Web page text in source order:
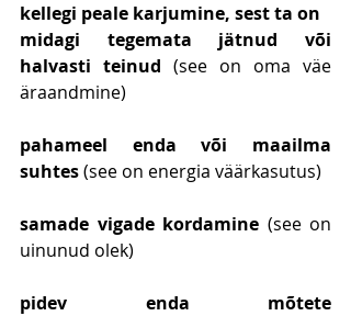
kellegi peale karjumine, sest ta on
midagi tegemata jätnud või
halvasti teinud (see on oma väe
äraandmine)
pahameel enda või maailma
suhtes (see on energia väärkasutus)
samade vigade kordamine (see on
uinunud olek)
pidev enda mõtete